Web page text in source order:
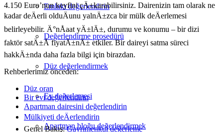
Emlakı değerlendirin
Değerlendirme prosedürü
Düz değerlendirmek
Ev değerlemesi
Apartman bloğu değerlendirmek
4.150 Euro’nun keyfini çÄ±karabilirsiniz. Dairenizin tam olarak ne
kadar deÄerli olduÄunu yalnÄ±zca bir mülk deÄerlemesi
belirleyebilir. Ä°nÅaat yÄ±lÄ±, durumu ve konumu – bir dizi
faktör satÄ±Å fiyatÄ±nÄ± etkiler. Bir daireyi satma süreci
hakkÄ±nda daha fazla bilgi için birazdan.
Rehberlerimiz önceden:
Düz oran
Bir evi değerlendirin
Apartman dairesini değerlendirin
Mülkiyeti deÄerlendirin
Genel Bakış:Gayrimenkul değerleme